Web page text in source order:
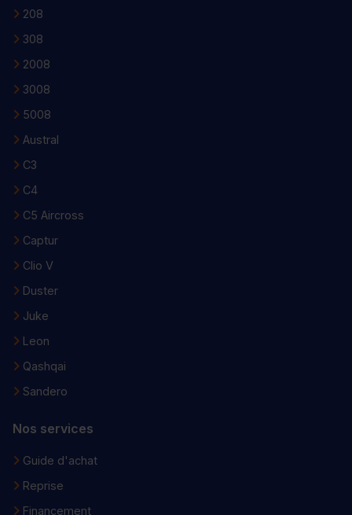
208
308
2008
3008
5008
Austral
C3
C4
C5 Aircross
Captur
Clio V
Duster
Juke
Leon
Qashqai
Sandero
Nos services
Guide d'achat
Reprise
Financement